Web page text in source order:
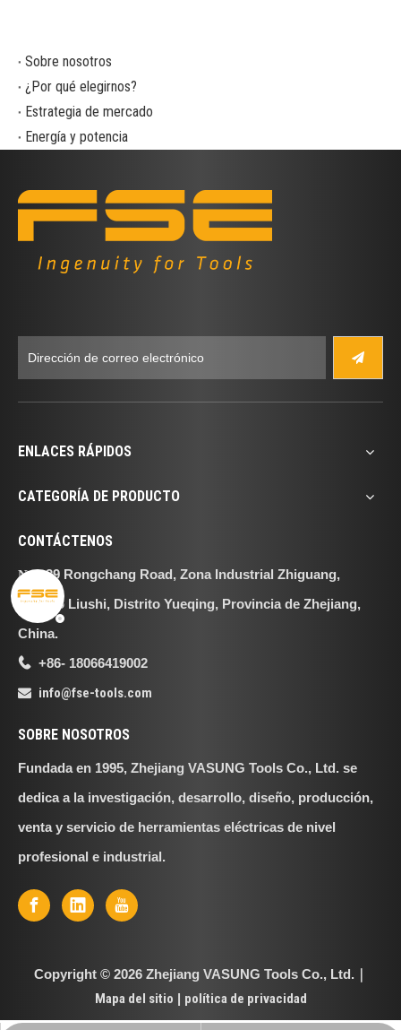
Sobre nosotros
¿Por qué elegirnos?
Estrategia de mercado
Energía y potencia
ENLACES RÁPIDOS
CATEGORÍA DE PRODUCTO
CONTÁCTENOS
No.29 Rongchang Road, Zona Industrial Zhiguang,
Distrito Liushi, Distrito Yueqing, Provincia de Zhejiang,
China.
 +86- 18066419002
 info@fse-tools.com
SOBRE NOSOTROS
Fundada en 1995, Zhejiang VASUNG Tools Co., Ltd. se
dedica a la investigación, desarrollo, diseño, producción,
venta y servicio de herramientas eléctricas de nivel
profesional e industrial.
Copyright © 2026Zhejiang VASUNG Tools Co., Ltd.｜
Mapa del sitio | política de privacidad